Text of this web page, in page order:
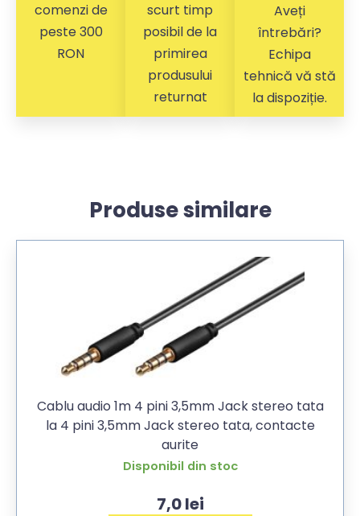
comenzi de
peste 300
RON
scurt timp
posibil de la
primirea
produsului
returnat
Aveți
întrebări?
Echipa
tehnică vă stă
la dispoziție.
Produse similare
Cablu audio 1m 4 pini 3,5mm Jack stereo tata
la 4 pini 3,5mm Jack stereo tata, contacte
aurite
Disponibil din stoc
7,0lei